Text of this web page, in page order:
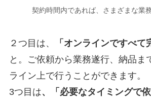
契約時間内であれば、さまざまな業
２つ目は、 「オンラインですべて
と。ご依頼から業務遂行、納品ま
ライン上で行うことができます。
3つ目は、「必要なタイミングで依